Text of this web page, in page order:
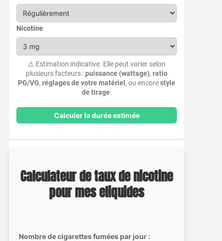
Nicotine
⚠️ Estimation indicative. Elle peut varier selon
plusieurs facteurs :puissance (wattage),ratio
PG/VG,réglages de votre matériel , ou encorestyle
de tirage.
Calculer la durée estimée
Calculateur de taux de nicotine
pour mes eliquides
Nombre de cigarettes fumées par jour :